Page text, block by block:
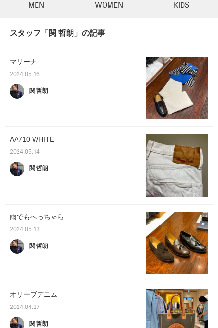
MEN WOMEN KIDS
スタッフ「関 哲朗」の記事
マリーナ
2024.05.16
関 哲朗
AA710 WHITE
2024.05.14
関 哲朗
雨でもへっちゃら
2024.05.13
関 哲朗
オリーブデニム
2024.04.27
関 哲朗